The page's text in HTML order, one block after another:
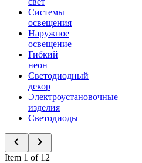
Системы
освещения
Наружное
освещение
Гибкий
неон
Светодиодный
декор
Электроустановочные
изделия
Светодиоды
Item 1 of 12